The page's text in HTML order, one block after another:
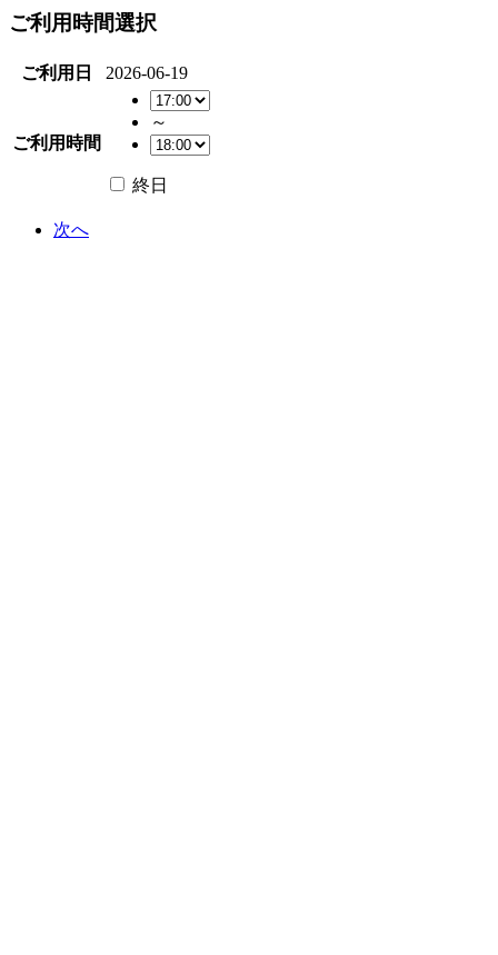
ご利用時間選択
ご利用日 2026-06-19
ご利用時間
～
終日
次へ